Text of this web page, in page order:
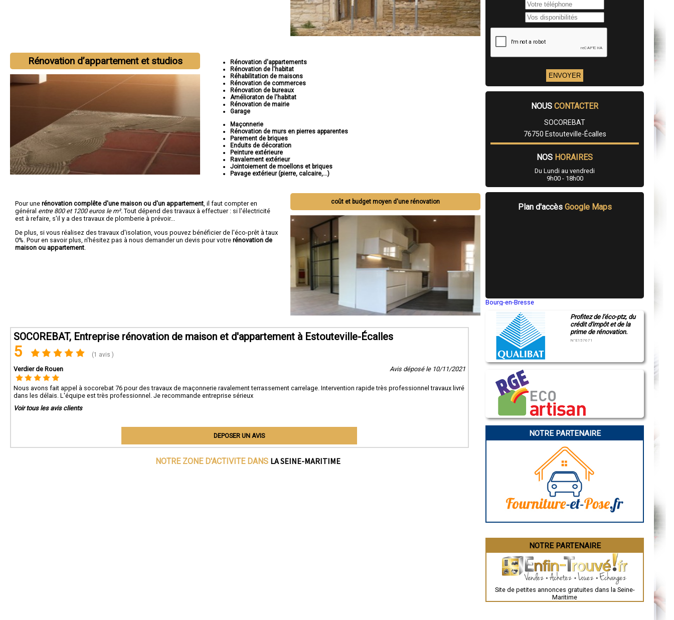
Rénovation d’appartement et studios
Rénovation d'appartements
Rénovation de l'habitat
Réhabilitation de maisons
Rénovation de commerces
Rénovation de bureaux
Amélioraton de l'habitat
Rénovation de mairie
Garage
Maçonnerie
Rénovation de murs en pierres apparentes
Parement de briques
Enduits de décoration
Peinture extérieure
Ravalement extérieur
Jointoiement de moellons et briques
Pavage extérieur (pierre, calcaire,...)
coût et budget moyen d'une rénovation
Pour une rénovation complête d'une maison ou d'un appartement , il faut compter en
général entre 800 et 1200 euros le m². Tout dépend des travaux à effectuer : si l'électricité
est à refaire, s'il y a des travaux de plomberie à prévoir...
De plus, si vous réalisez des travaux d'isolation, vous pouvez bénéficier de l'éco-prêt à taux
0%. Pour en savoir plus, n'hésitez pas à nous demander un devis pour votre rénovation de
maison ou appartement
SOCOREBAT, Entreprise rénovation de maison et d'appartement à Estouteville-Écalles
5 (1 avis )
Verdier de Rouen Avis déposé le 10/11/2021
Nous avons fait appel à socorebat 76 pour des travaux de maçonnerie ravalement terrassement carrelage. Intervention rapide très professionnel travaux livré
dans les délais. L'équipe est très professionnel. Je recommande entreprise sérieux
Voir tous les avis clients
DEPOSER UN AVIS
NOTRE ZONE D'ACTIVITE DANS LA SEINE-MARITIME
NOUS CONTACTER
SOCOREBAT
76750 Estouteville-Écalles
NOS HORAIRES
Du Lundi au vendredi
9h00 - 18h00
Plan d'accès Google Maps
Bourg-en-Bresse
Montluçon
Manosque
Gap
Charleville-Mézières
Pamiers
Narbonne
Rodez
Marseille
Caen
Angoulême
La Rochelle
Brive-la-Gaillarde
Chartres
Toulouse
Châteauroux
Grenoble
Mont-de-Marsan
Saint-Étienne
Profitez de l'éco-ptz, du
crédit d'impôt et de la
prime de rénovation.
N°E157671
NOTRE PARTENAIRE
NOTRE PARTENAIRE
Site de petites annonces gratuites dans la Seine-
Maritime